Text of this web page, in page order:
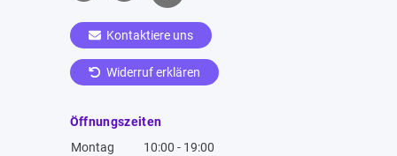
Kontaktiere uns
Widerruf erklären
Öffnungszeiten
Montag
10:00 - 19:00